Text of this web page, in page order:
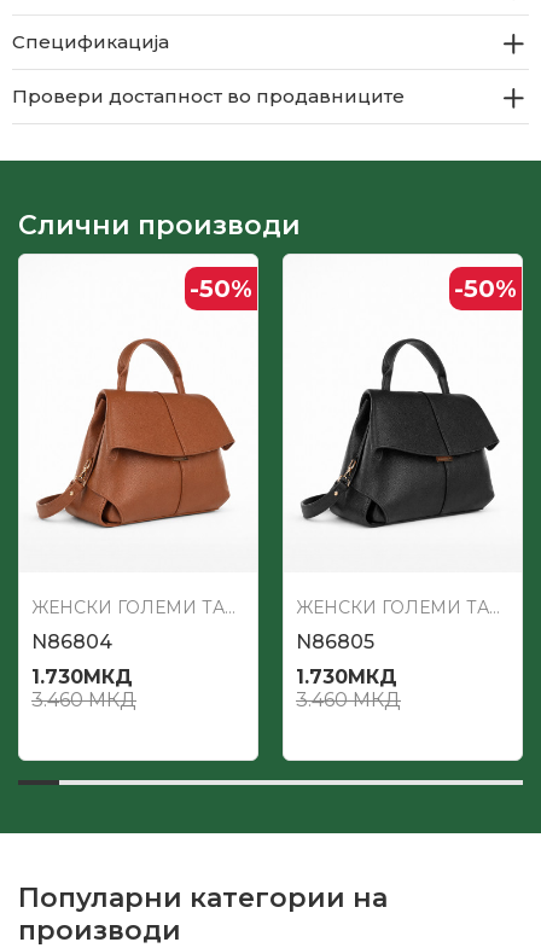
Спецификација
Провери достапност во продавниците
Слични производи
-50%
ЖЕНСКИ ГОЛЕМИ ТАШНИ
N86804
1.730МКД
3.460МКД
-50%
ЖЕНСКИ ГОЛЕМИ ТАШНИ
N86805
1.730МКД
3.460МКД
Популарни категории на
производи